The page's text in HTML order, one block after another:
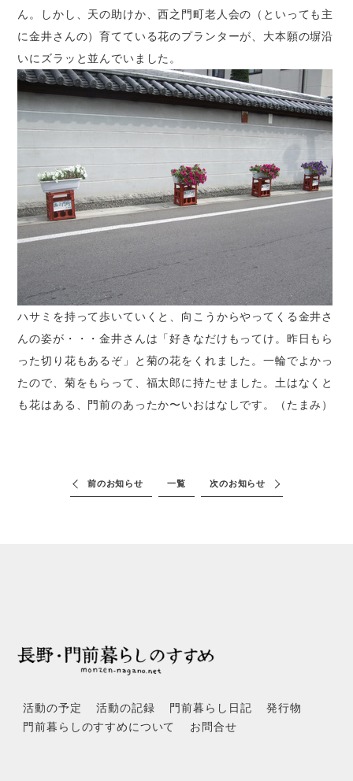
ん。しかし、天の助けか、西之門町老人会の（といっても主
に金井さんの）育てている花のプランターが、大本願の塀沿
いにズラッと並んでいました。
ハサミを持って歩いていくと、向こうからやってくる金井さ
んの姿が・・・金井さんは「好きなだけもってけ。昨日もら
った切り花もあるぞ」と菊の花をくれました。一輪でよかっ
たので、菊をもらって、福太郎に持たせました。土はなくと
も花はある、門前のあったか〜いおはなしです。（たまみ）
前のお知らせ 一覧 次のお知らせ
活動の予定 活動の記録 門前暮らし日記
発行物
門前暮らしのすすめについて
お問合せ